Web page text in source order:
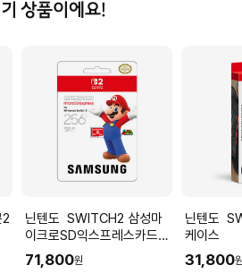
상품이에요!
닌텐도 SWITCH2 삼성마
이크로SD익스프레스카드
256GB
71,800원
닌텐도 SWITCH2 휴대용
케이스
31,800